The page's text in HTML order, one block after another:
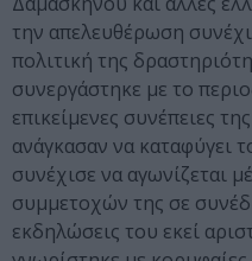
την απελευθέρωση
πολιτική της
συνεργάστηκε με το
επικείμενες συνέπειες
ανάγκασαν να καταφύγει
συνέχισε να αγωνίζεται
συμμετοχών της σε
εκδηλώσεις του εκεί